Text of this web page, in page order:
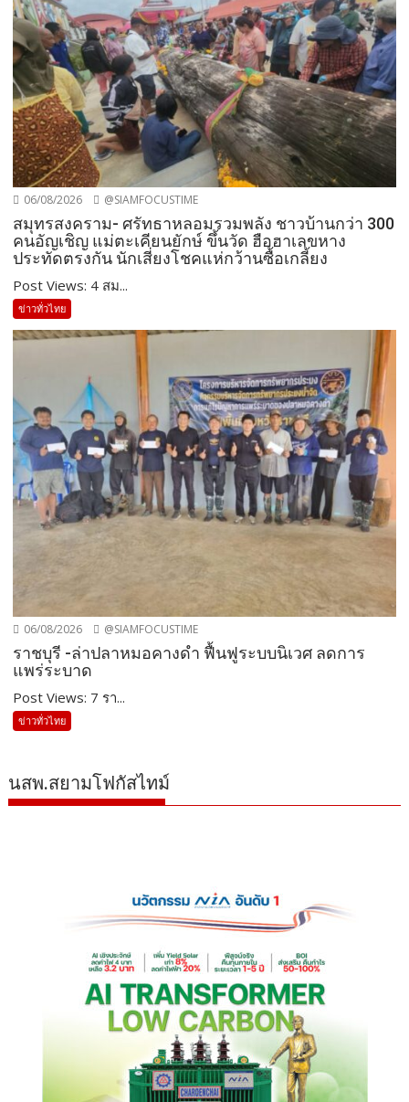
06/08/2026 @SIAMFOCUSTIME
สมุทรสงคราม- ศรัทธาหลอมรวมพลัง ชาวบ้านกว่า 300
คนอัญเชิญ แม่ตะเคียนยักษ์ ขึ้นวัด ฮือฮาเลขหาง
ประทัดตรงกัน นักเสี่ยงโชคแห่กว้านซื้อเกลี้ยง
Post Views: 4 สม...
ข่าวทั่วไทย
06/08/2026 @SIAMFOCUSTIME
ราชบุรี -ล่าปลาหมอคางดำ ฟื้นฟูระบบนิเวศ ลดการ
แพร่ระบาด
Post Views: 7 รา...
ข่าวทั่วไทย
นสพ.สยามโฟกัสไทม์